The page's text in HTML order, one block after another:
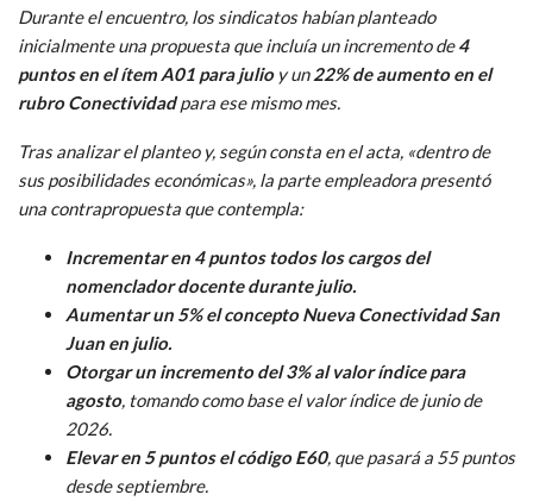
Durante el encuentro, los sindicatos habían planteado
inicialmente una propuesta que incluía un incremento de4
puntos en el ítem A01 para julioy un22% de aumento en el
rubro Conectividadpara ese mismo mes.
Tras analizar el planteo y, según consta en el acta, «dentro de
sus posibilidades económicas», la parte empleadora presentó
una contrapropuesta que contempla:
Incrementar en 4 puntos todos los cargos del
nomenclador docente durante julio.
Aumentar un 5% el concepto Nueva Conectividad San
Juan en julio.
Otorgar un incremento del 3% al valor índice para
agosto, tomando como base el valor índice de junio de
2026.
Elevar en 5 puntos el código E60, que pasará a 55 puntos
desde septiembre.